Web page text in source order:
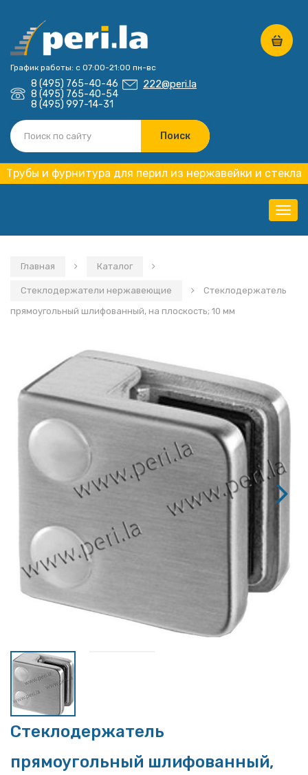
График работы: с 07:00-21:00 пн-вс
8 (495) 765-40-46
8 (495) 765-40-54
8 (495) 997-14-31
222@peri.la
Трубы и фурнитура для перил из нержавейки и стекла
Главная Каталог
Стеклодержатели нержавеющие
Стеклодержатель
прямоугольный шлифованный, на плоскость; 10 мм
Стеклодержатель
прямоугольный шлифованный,